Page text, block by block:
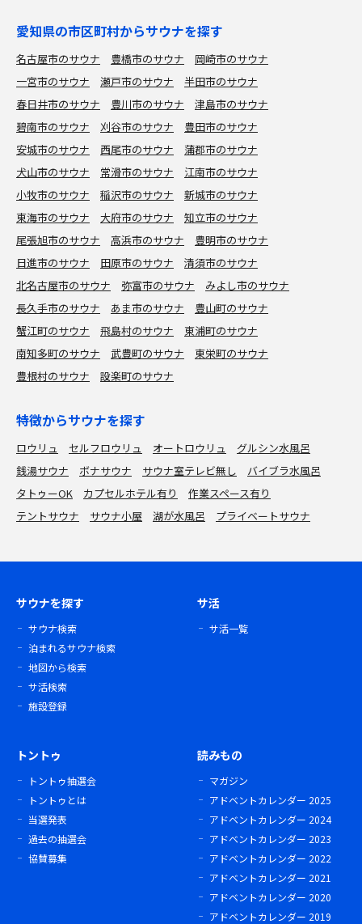
愛知県の市区町村からサウナを探す
名古屋市のサウナ 豊橋市のサウナ
岡崎市のサウナ
一宮市のサウナ
瀬戸市のサウナ
半田市のサウナ
春日井市のサウナ
豊川市のサウナ
津島市のサウナ
碧南市のサウナ
刈谷市のサウナ
豊田市のサウナ
安城市のサウナ
西尾市のサウナ
蒲郡市のサウナ
犬山市のサウナ
常滑市のサウナ
江南市のサウナ
小牧市のサウナ
稲沢市のサウナ
新城市のサウナ
東海市のサウナ
大府市のサウナ
知立市のサウナ
尾張旭市のサウナ
高浜市のサウナ
豊明市のサウナ
日進市のサウナ
田原市のサウナ
清須市のサウナ
北名古屋市のサウナ
弥富市のサウナ
みよし市のサウナ
長久手市のサウナ
あま市のサウナ
豊山町のサウナ
蟹江町のサウナ
飛島村のサウナ
東浦町のサウナ
南知多町のサウナ
武豊町のサウナ
東栄町のサウナ
豊根村のサウナ
設楽町のサウナ
特徴からサウナを探す
ロウリュ セルフロウリュ オートロウリュ
グルシン水風呂
銭湯サウナ
ボナサウナ サウナ室テレビ無し
バイブラ水風呂
タトゥーOK
カプセルホテル有り
作業スペース有り
テントサウナ
サウナ小屋 湖が水風呂 プライベートサウナ
サウナを探す
サウナ検索
泊まれるサウナ検索
地図から検索
サ活検索
施設登録
サ活
サ活一覧
トントゥ
トントゥ抽選会
トントゥとは
当選発表
過去の抽選会
協賛募集
読みもの
マガジン
アドベントカレンダー 2025
アドベントカレンダー 2024
アドベントカレンダー 2023
アドベントカレンダー 2022
アドベントカレンダー 2021
アドベントカレンダー 2020
アドベントカレンダー 2019